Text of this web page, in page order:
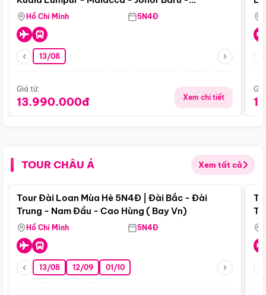
Singapore
Hồ Chí Minh 5N4Đ
13/08
Giá từ:
13.990.000đ Xem chi tiết
TOUR CHÂU Á Xem tất cả
Điểm nổi bật
Tour Đài Loan Mùa Hè 5N4Đ | Đài Bắc - Đài
Trung - Nam Đầu - Cao Hùng ( Bay Vn)
Hồ Chí Minh 5N4Đ
13/08 12/09 01/10